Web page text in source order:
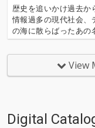
歴史を追いかけ過去か
情報過多の現代社会、
の海に散らばったあの
の名作たちをひとつに
仕事人…!〈アーカイ奉
日もデジタルの乱
る…!'''〈アーカイ
View
Digital